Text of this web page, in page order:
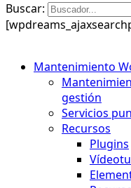
Buscar:
Mantenimiento
gestión
Servicios
Recursos
Plugins